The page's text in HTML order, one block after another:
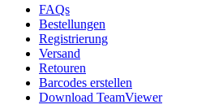
FAQs
Bestellungen
Registrierung
Versand
Retouren
Barcodes erstellen
Download TeamViewer